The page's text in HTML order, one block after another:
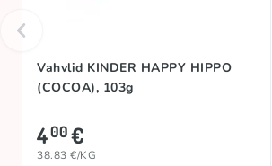
Vahvlid KINDER HAPPY HIPPO
(COCOA), 103g
400€
38.83 €/KG